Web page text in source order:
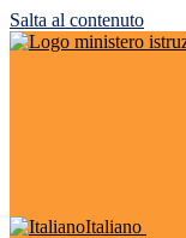
Salta al contenuto
Italiano